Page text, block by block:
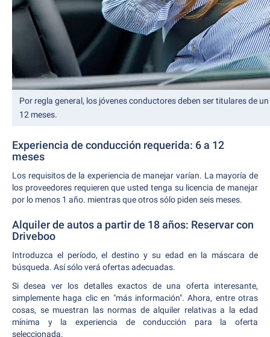
Por regla general, los jóvenes conductores deben ser titulares de
12 meses.
Experiencia de conducción requerida: 6 a 12
meses
Los requisitos de la experiencia de manejar varían. La mayoría de
los proveedores requieren que usted tenga su licencia de manejar
por lo menos 1 año. mientras que otros sólo piden seis meses.
Alquiler de autos a partir de 18 años: Reservar con
Driveboo
Introduzca el período, el destino y su edad en la máscara de
búsqueda. Así sólo verá ofertas adecuadas.
Si desea ver los detalles exactos de una oferta interesante,
simplemente haga clic en "más información". Ahora, entre otras
cosas, se muestran las normas de alquiler relativas a la edad
mínima y la experiencia de conducción para la oferta
seleccionada.